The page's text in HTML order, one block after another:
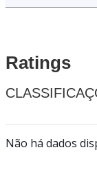
Ratings
Não há dados